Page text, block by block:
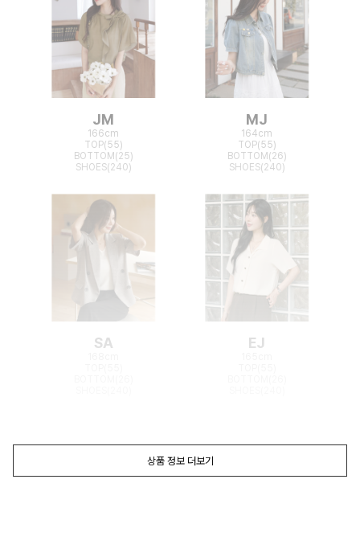
JM
166cm
TOP(55)
BOTTOM(25)
SHOES(240)
MJ
164cm
TOP(55)
BOTTOM(26)
SHOES(240)
SA EJ
상품 정보 더보기